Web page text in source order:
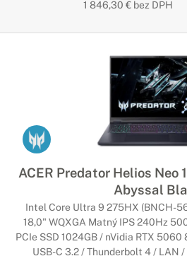
1 846,30 € bez DPH
ACER Predator Helios Neo
Abyssal
Intel Core Ultra 9 275HX (BNCH-
18,0" WQXGA Matný IPS 240Hz
PCIe SSD 1024GB / nVidia RTX 5060
USB-C 3.2 / Thunderbolt 4 / LAN /